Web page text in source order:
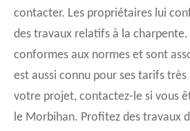
contacter. Les propriétaires lui
des travaux relatifs à la
conformes aux normes et sont
est aussi connu pour ses tarifs très
votre projet, contactez-le si vous
le Morbihan. Profitez des travaux